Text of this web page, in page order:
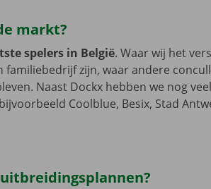
markt?
spelers in België. Waar wij het
zijn, waar andere
Naast Dockx hebben we nog
Coolblue, Besix, Stad